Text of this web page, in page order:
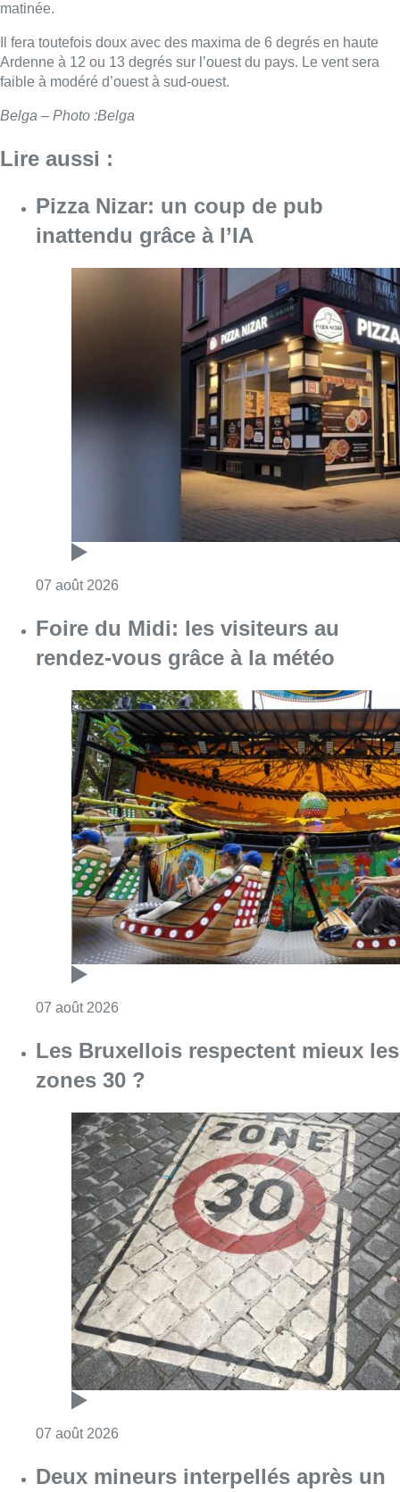
matinée.
Il fera toutefois doux avec des maxima de 6 degrés en haute
Ardenne à 12 ou 13 degrés sur l’ouest du pays. Le vent sera
faible à modéré d’ouest à sud­-ouest.
Belga – Photo :Belga
Lire aussi :
Pizza Nizar: un coup de pub
inattendu grâce à l’IA
07 août 2026
Foire du Midi: les visiteurs au
rendez-vous grâce à la météo
07 août 2026
Les Bruxellois respectent mieux les
zones 30 ?
07 août 2026
Deux mineurs interpellés après un